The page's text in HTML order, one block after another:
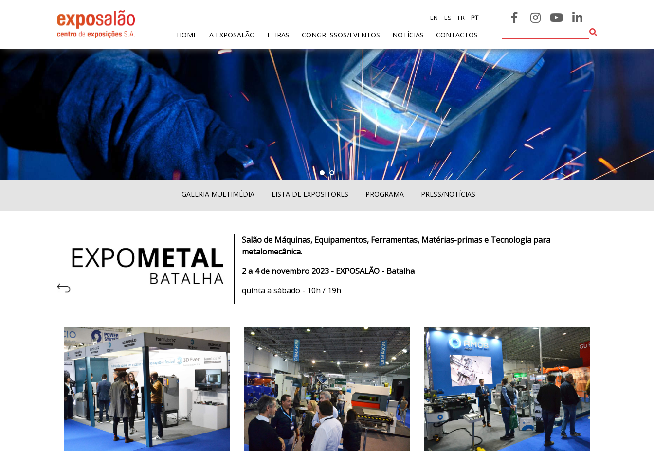
HOME(CURRENT)
A EXPOSALÃO FEIRAS CONGRESSOS/EVENTOS NOTÍCIAS CONTACTOS
EN ES FR PT
GALERIA MULTIMÉDIA LISTA DE EXPOSITORES PROGRAMA PRESS/NOTÍCIAS
Salão de Máquinas, Equipamentos, Ferramentas, Matérias-primas e Tecnologia para
metalomecânica.
2 a 4 de novembro 2023 - EXPOSALÃO - Batalha
quinta a sábado - 10h / 19h